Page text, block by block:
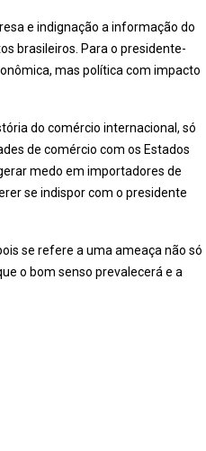
e indignação a informação do
brasileiros. Para o presidente-
mas política com impacto
do comércio internacional, só
de comércio com os Estados
medo em importadores de
se indispor com o presidente
se refere a uma ameaça não só
o bom senso prevalecerá e a